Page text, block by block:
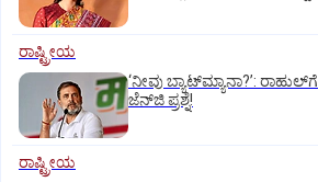
ರಾಷ್ಟ್ರೀಯ
‘ನೀವು ಬ್ಯಾಟ್‌ಮ್ಯಾನಾ?’: ರಾಹುಲ್‌ಗೆ
ಜೆನ್‌ಜಿ ಪ್ರಶ್ನೆ!
ರಾಷ್ಟ್ರೀಯ